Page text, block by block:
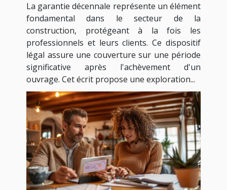
La garantie décennale représente un élément
fondamental dans le secteur de la
construction, protégeant à la fois les
professionnels et leurs clients. Ce dispositif
légal assure une couverture sur une période
significative après l'achèvement d'un
ouvrage. Cet écrit propose une exploration...